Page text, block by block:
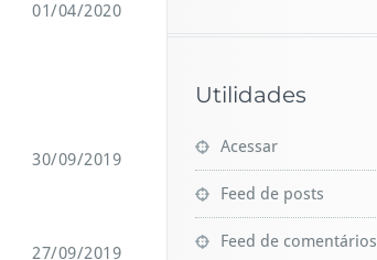
01/04/2020
30/09/2019
27/09/2019
Utilidades
Acessar
Feed de posts
Feed de comentários